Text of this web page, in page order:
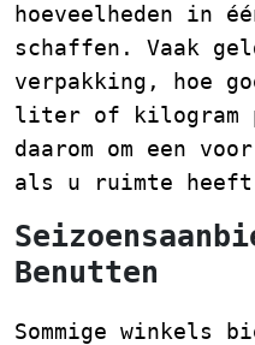
hoeveelheden in
schaffen. Vaak
verpakking, hoe
liter of kilogram
daarom om een
als u ruimte
Benutten
Sommige winkels